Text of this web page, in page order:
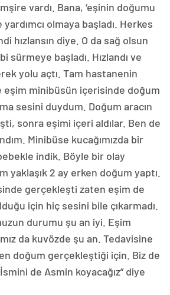
vardı. Bana, ‘eşinin doğumu
yardımcı olmaya başladı. Herkes
hızlansın diye. O da sağ olsun
sürmeye başladı. Hızlandı ve
yolu açtı. Tam hastanenin
eşim minibüsün içerisinde doğum
sesini duydum. Doğum aracın
sonra eşimi içeri aldılar. Ben de
Minibüse kucağımızda bir
indik. Böyle bir olay
yaklaşık 2 ay erken doğum yaptı.
gerçekleşti zaten eşim de
için hiç sesini bile çıkarmadı.
durumu şu an iyi. Eşim
da kuvözde şu an. Tedavisine
doğum gerçekleştiği için. Biz de
İsmini de Asmin koyacağız” diye